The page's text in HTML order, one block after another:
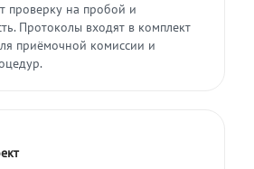
проверку на пробой и
Протоколы входят в комплект
приёмочной комиссии и